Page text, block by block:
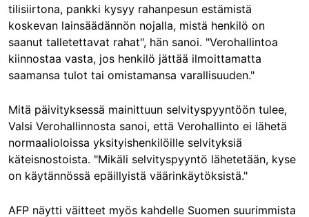
tilisiirtona, pankki kysyy rahanpesun estämistä
koskevan lainsäädännön nojalla, mistä henkilö on
saanut talletettavat rahat", hän sanoi. "Verohallintoa
kiinnostaa vasta, jos henkilö jättää ilmoittamatta
saamansa tulot tai omistamansa varallisuuden."
Mitä päivityksessä mainittuun selvityspyyntöön tulee,
Valsi Verohallinnosta sanoi, että Verohallinto ei lähetä
normaalioloissa yksityishenkilöille selvityksiä
käteisnostoista. "Mikäli selvityspyyntö lähetetään, kyse
on käytännössä epäillyistä väärinkäytöksistä."
AFP näytti väitteet myös kahdelle Suomen suurimmista